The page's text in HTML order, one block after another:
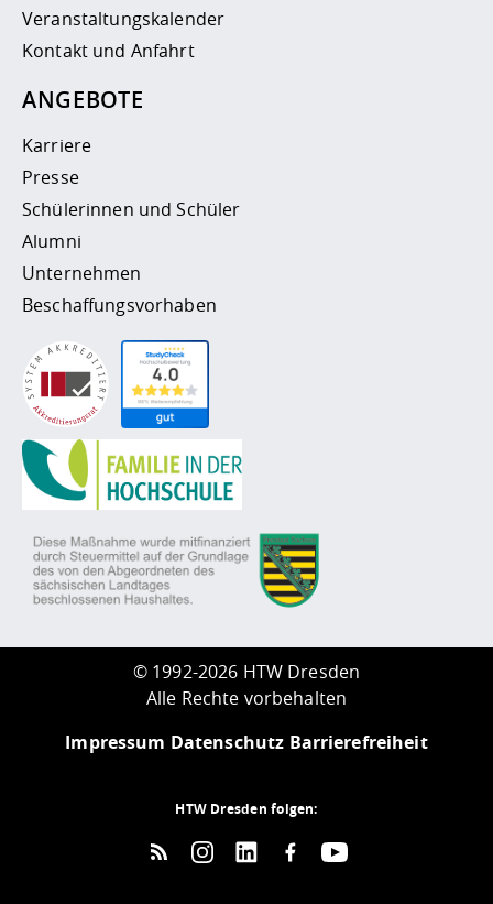
Veranstaltungskalender
Kontakt und Anfahrt
ANGEBOTE
Karriere
Presse
Schülerinnen und Schüler
Alumni
Unternehmen
Beschaffungsvorhaben
© 1992-2026 HTW Dresden
Alle Rechte vorbehalten
Impressum Datenschutz Barrierefreiheit
HTW Dresden folgen: